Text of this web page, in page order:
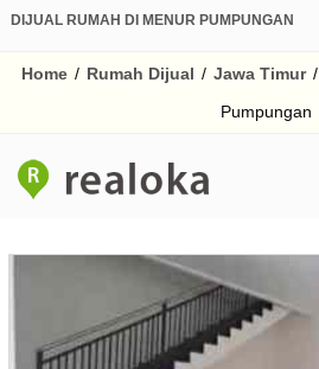
DIJUAL RUMAH DI MENUR PUMPUNGAN
Home / Rumah Dijual / Jawa Timur /
Pumpungan